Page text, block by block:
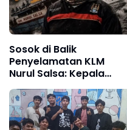
Sosok di Balik
Penyelamatan KLM
Nurul Salsa: Kepala
Dusun Tanamalala
Mustaju Dipuji Warga
sebagai "Superhero"
Kemanusiaan